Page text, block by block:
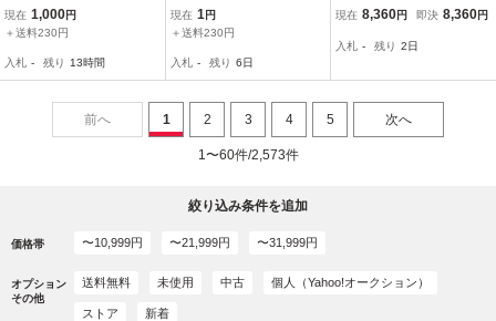
ーベアフット USA製 ブラ
ックベース The Endless
トンレーヨンアロハシャ
現在 1,000円
＋送料230円
入札 - 残り 13時間
カンイーグル アロハシ
ャツ コットン 総柄
半袖 夏物 メンズ
現在 1 円
＋送料230円
入札 - 残り 6日
ツ/S/レーヨン/WHT/総柄/
現在 8,360円 即決 8,360円
入札 - 残り 2日
前へ 1 2 3 4 5 次へ
1〜60件/2,573件
絞り込み条件を追加
価格帯 〜10,999円 〜21,999円 〜31,999円
オプション
その他
送料無料 未使用 中古 個人（Yahoo!オークション）
ストア 新着